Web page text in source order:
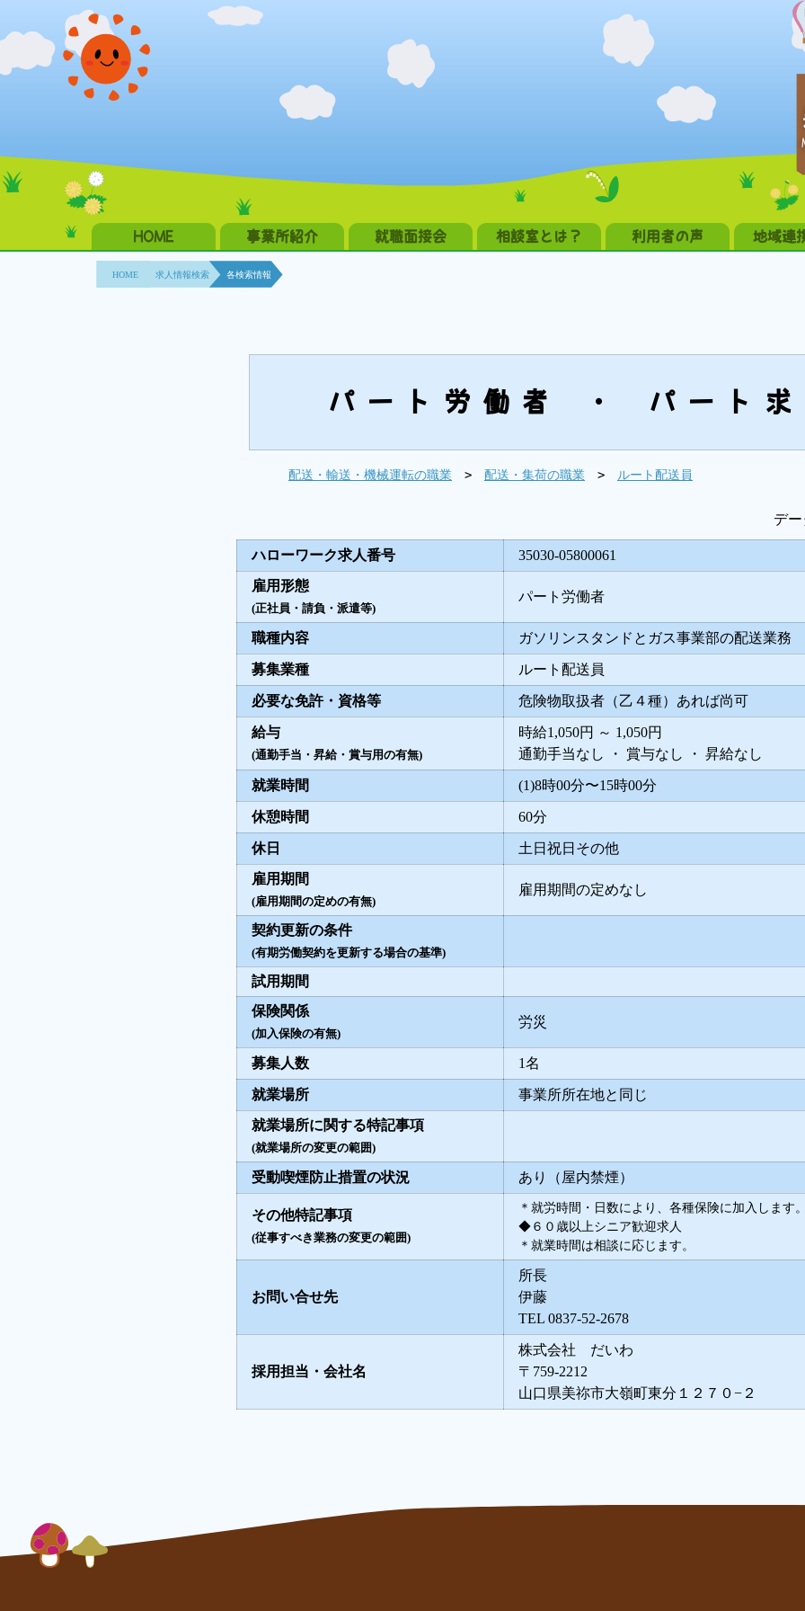
HOME 事業所紹介 就職面接会 相談室とは？ 利用者の声 地域連
HOME 求人情報検索 各検索情報
パート労働者 ・ パート
配送・輸送・機械運転の職業 > 配送・集荷の職業 > ルート配送員
デー
ハローワーク求人番号
35030-05800061
雇用形態
(正社員・請負・派遣等)
パート労働者
職種内容 ガソリンスタンドとガス事業部の配送業務
募集業種 ルート配送員
必要な免許・資格等 危険物取扱者（乙４種）あれば尚可
給与
(通勤手当・昇給・賞与用の有無)
時給1,050円 ～ 1,050円
通勤手当なし ・ 賞与なし ・ 昇給なし
就業時間 (1)8時00分〜15時00分
休憩時間 60分
休日
土日祝日その他
雇用期間
(雇用期間の定めの有無)
雇用期間の定めなし
契約更新の条件
(有期労働契約を更新する場合の基準)
試用期間
保険関係
(加入保険の有無)
労災
募集人数 1名
就業場所
事業所所在地と同じ
就業場所に関する特記事項
(就業場所の変更の範囲)
受動喫煙防止措置の状況 あり（屋内禁煙）
その他特記事項
(従事すべき業務の変更の範囲)
＊就労時間・日数により、各種保険に加入します
◆６０歳以上シニア歓迎求人
＊就業時間は相談に応じます。
お問い合せ先
所長
伊藤
TEL 0837-52-2678
採用担当・会社名
株式会社 だいわ
〒759-2212
山口県美祢市大嶺町東分１２７０−２